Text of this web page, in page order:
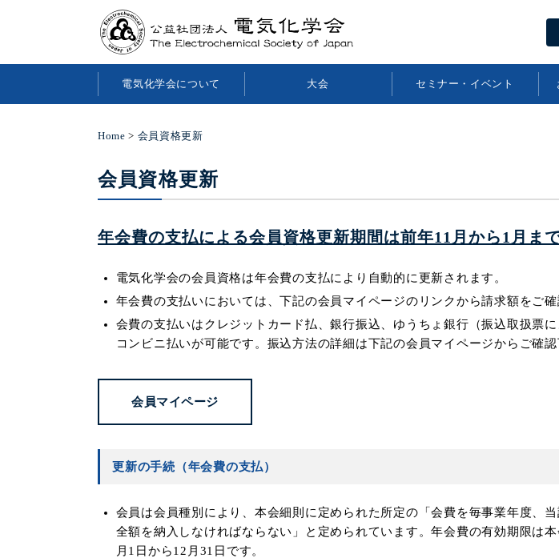
電気化学会について 大会 セミナー・イベント
Home > 会員資格更新
会員資格更新
年会費の支払による会員資格更新期間は前年11月から1月まで
電気化学会の会員資格は年会費の支払により自動的に更新されます。
年会費の支払いにおいては、下記の会員マイページのリンクから請求額をご確
会費の支払いはクレジットカード払、銀行振込、ゆうちょ銀行（振込取扱票に
コンビニ払いが可能です。振込方法の詳細は下記の会員マイページからご確認
会員マイページ
更新の手続（年会費の支払）
会員は会員種別により、本会細則に定められた所定の「会費を毎事業年度、
全額を納入しなければならない」と定められています。年会費の有効期限は
月1日から12月31日です。